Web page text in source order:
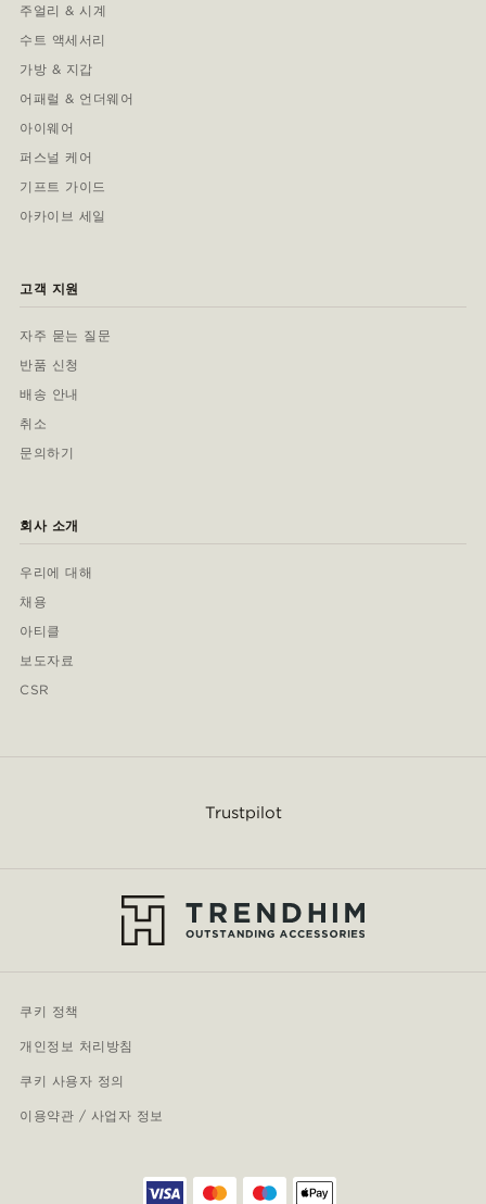
주얼리 & 시계
수트 액세서리
가방 & 지갑
어패럴 & 언더웨어
아이웨어
퍼스널 케어
기프트 가이드
아카이브 세일
고객 지원
자주 묻는 질문
반품 신청
배송 안내
취소
문의하기
회사 소개
우리에 대해
채용
아티클
보도자료
CSR
Trustpilot
쿠키 정책
개인정보 처리방침
쿠키 사용자 정의
이용약관 / 사업자 정보